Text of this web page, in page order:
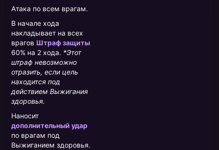
Атака по всем врагам.
В начале хода
накладывает на всех
врагов Штраф защиты
60% на 2 хода. *Этот
штраф невозможно
отразить, если цель
находится под
действием Выжигания
здоровья.
Наносит
дополнительный удар
по врагам под
Выжиганием здоровья.